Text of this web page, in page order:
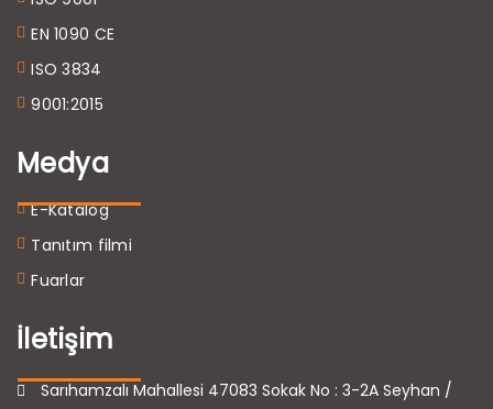
EN 1090 CE
ISO 3834
9001:2015
Medya
E-Katalog
Tanıtım filmi
Fuarlar
İletişim
Sarıhamzalı Mahallesi 47083 Sokak No : 3-2A Seyhan /